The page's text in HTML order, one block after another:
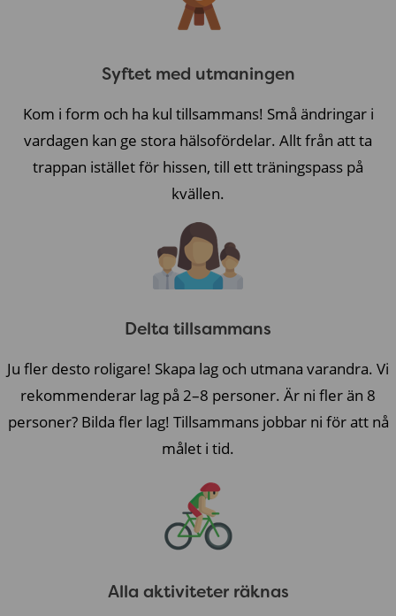
Syftet med utmaningen
Kom i form och ha kul tillsammans! Små ändringar i
vardagen kan ge stora hälsofördelar. Allt från att ta
trappan istället för hissen, till ett träningspass på
kvällen.
Delta tillsammans
Ju fler desto roligare! Skapa lag och utmana varandra. Vi
rekommenderar lag på 2–8 personer. Är ni fler än 8
personer? Bilda fler lag! Tillsammans jobbar ni för att nå
målet i tid.
Alla aktiviteter räknas